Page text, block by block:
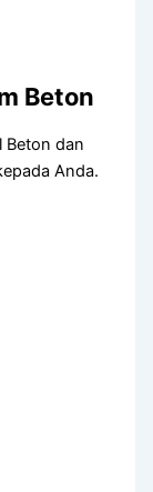
Beton
Beton dan
Anda.